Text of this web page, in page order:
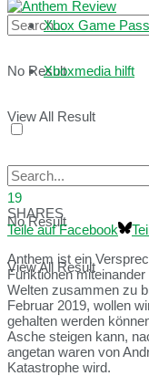
No Result
View All Result
Xbox Game Pass
Xboxmedia hilft
No Result
View All Result
19
SHARES
Teile auf Facebook
Anthem ist ein
Funktionen
Welten zusammen zu
Februar 2019, wollen
gehalten werden
Asche steigen kann,
angetan waren von
Katastrophe wird.